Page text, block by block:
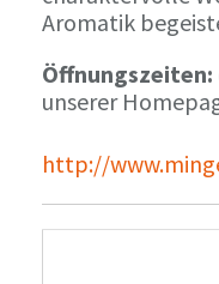
Aromatik
Öffnungszeiten:
unserer
http://